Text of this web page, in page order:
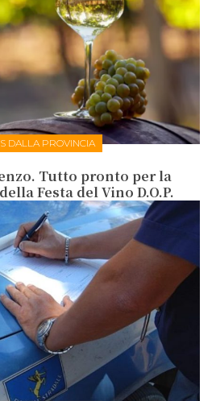
DALLA PROVINCIA
Tutto pronto per la
Festa del Vino D.O.P.